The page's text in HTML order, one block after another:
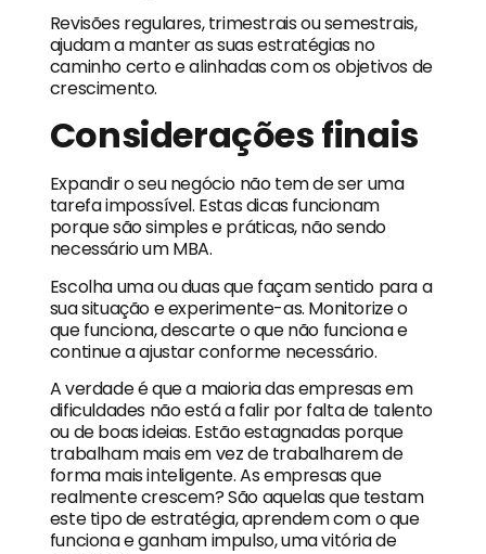
Revisões regulares, trimestrais ou semestrais,
ajudam a manter as suas estratégias no
caminho certo e alinhadas com os objetivos de
crescimento.
Considerações finais
Expandir o seu negócio não tem de ser uma
tarefa impossível. Estas dicas funcionam
porque são simples e práticas, não sendo
necessário um MBA.
Escolha uma ou duas que façam sentido para a
sua situação e experimente-as. Monitorize o
que funciona, descarte o que não funciona e
continue a ajustar conforme necessário.
A verdade é que a maioria das empresas em
dificuldades não está a falir por falta de talento
ou de boas ideias. Estão estagnadas porque
trabalham mais em vez de trabalharem de
forma mais inteligente. As empresas que
realmente crescem? São aquelas que testam
este tipo de estratégia, aprendem com o que
funciona e ganham impulso, uma vitória de